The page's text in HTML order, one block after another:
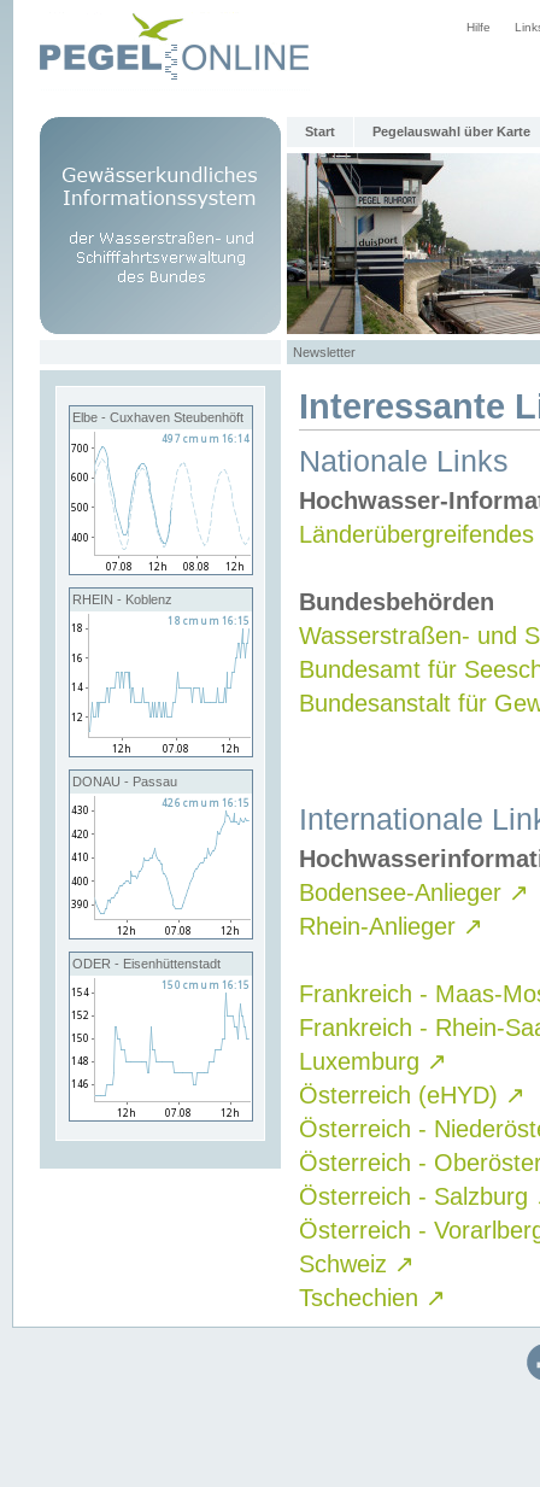
Hilfe
Start Pegelauswahl über Karte
Newsletter
Elbe - Cuxhaven Steubenhöft
RHEIN - Koblenz
DONAU - Passau
ODER - Eisenhüttenstadt
Interessante
Nationale Links
Hochwasser-
Bundesbehörden
Wasserstraßen- und
Bundesamt für
Bundesanstalt für
Internationale
Bodensee-Anlieger ↗
Rhein-Anlieger ↗
Frankreich - Maas-
Frankreich - Rhein-
Luxemburg ↗
Österreich (eHYD) ↗
Österreich -
Österreich -
Österreich - Salzburg
Österreich -
Schweiz ↗
Tschechien ↗